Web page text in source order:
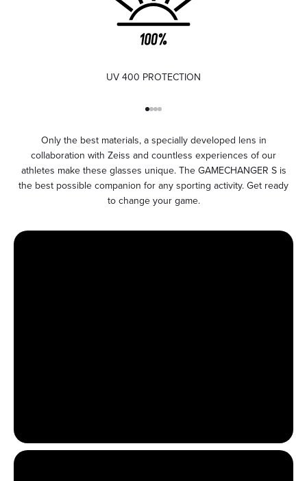
UV 400 PROTECTION
Only the best materials, a specially developed lens in
collaboration with Zeiss and countless experiences of our
athletes make these glasses unique. The GAMECHANGER S is
the best possible companion for any sporting activity. Get ready
to change your game.